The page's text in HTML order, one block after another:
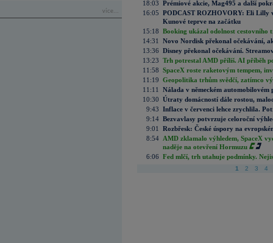
více...
18:03 Prémiové akcie, Mag495 a další
16:05 PODCAST ROZHOVORY: Eli Lilly
Kunové teprve na začátku
15:18 Booking ukázal odolnost cestovního
14:31
Novo Nordisk překonal očekávání,
13:36 Disney překonal očekávání.
13:23 Trh potrestal AMD příliš. AI příběh
11:58 SpaceX roste raketovým tempem,
11:19 Geopolitika trhům svědčí, zatímco
11:11
Nálada v německém automobilovém
10:30 Útraty domácností dále rostou,
9:43 Inflace v červenci lehce zrychlila.
9:14 Bezvavlasy potvrzuje celoroční
9:01
Rozbřesk: České úspory na
8:54 AMD zklamalo výhledem, SpaceX
naděje na otevření Hormuzu
6:06 Fed mlčí, trh utahuje podmínky.
1 2 3 4